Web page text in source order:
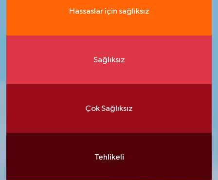
Hassaslar için sağlıksız
Sağlıksız
Çok Sağlıksız
Tehlikeli